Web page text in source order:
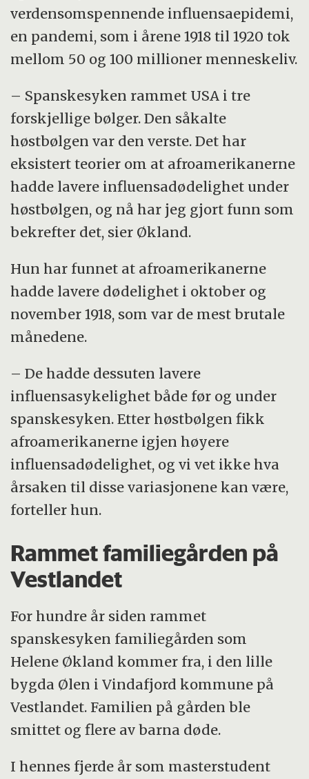
verdensomspennende influensaepidemi,
en pandemi, som i årene 1918 til 1920 tok
mellom 50 og 100 millioner menneskeliv.
– Spanskesyken rammet USA i tre
forskjellige bølger. Den såkalte
høstbølgen var den verste. Det har
eksistert teorier om at afroamerikanerne
hadde lavere influensadødelighet under
høstbølgen, og nå har jeg gjort funn som
bekrefter det, sier Økland.
Hun har funnet at afroamerikanerne
hadde lavere dødelighet i oktober og
november 1918, som var de mest brutale
månedene.
– De hadde dessuten lavere
influensasykelighet både før og under
spanskesyken. Etter høstbølgen fikk
afroamerikanerne igjen høyere
influensadødelighet, og vi vet ikke hva
årsaken til disse variasjonene kan være,
forteller hun.
Rammet familiegården på
Vestlandet
For hundre år siden rammet
spanskesyken familiegården som
Helene Økland kommer fra, i den lille
bygda Ølen i Vindafjord kommune på
Vestlandet. Familien på gården ble
smittet og flere av barna døde.
I hennes fjerde år som masterstudent